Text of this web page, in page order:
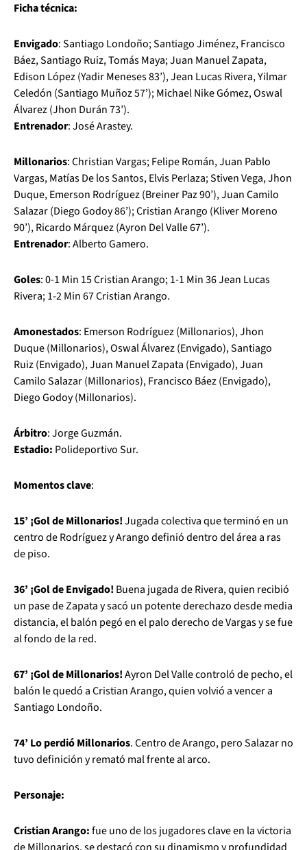
Ficha técnica:
Envigado: Santiago Londoño; Santiago Jiménez, Francisco
Báez, Santiago Ruiz, Tomás Maya; Juan Manuel Zapata,
Edison López (Yadir Meneses 83’), Jean Lucas Rivera, Yilmar
Celedón (Santiago Muñoz 57’); Michael Nike Gómez, Oswal
Álvarez (Jhon Durán 73’).
Entrenador: José Arastey.
Millonarios: Christian Vargas; Felipe Román, Juan Pablo
Vargas, Matías De los Santos, Elvis Perlaza; Stiven Vega, Jhon
Duque, Emerson Rodríguez (Breiner Paz 90’), Juan Camilo
Salazar (Diego Godoy 86’); Cristian Arango (Kliver Moreno
90’), Ricardo Márquez (Ayron Del Valle 67’).
Entrenador: Alberto Gamero.
Goles: 0-1 Min 15 Cristian Arango; 1-1 Min 36 Jean Lucas
Rivera; 1-2 Min 67 Cristian Arango.
Amonestados: Emerson Rodríguez (Millonarios), Jhon
Duque (Millonarios), Oswal Álvarez (Envigado), Santiago
Ruiz (Envigado), Juan Manuel Zapata (Envigado), Juan
Camilo Salazar (Millonarios), Francisco Báez (Envigado),
Diego Godoy (Millonarios).
Árbitro: Jorge Guzmán.
Estadio: Polideportivo Sur.
Momentos clave:
15’ ¡Gol de Millonarios!Jugada colectiva que terminó en un
centro de Rodríguez y Arango definió dentro del área a ras
de piso.
36’ ¡Gol de Envigado! Buena jugada de Rivera, quien recibió
un pase de Zapata y sacó un potente derechazo desde media
distancia, el balón pegó en el palo derecho de Vargas y se fue
al fondo de la red.
67’ ¡Gol de Millonarios!Ayron Del Valle controló de pecho, el
balón le quedó a Cristian Arango, quien volvió a vencer a
Santiago Londoño.
74’ Lo perdió Millonarios. Centro de Arango, pero Salazar no
tuvo definición y remató mal frente al arco.
Personaje:
Cristian Arango:fue uno de los jugadores clave en la victoria